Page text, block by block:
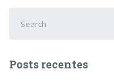
for:
Posts recentes